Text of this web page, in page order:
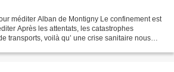
méditer Alban de Montigny Le confinement est
Après les attentats, les catastrophes
transports, voilà qu’ une crise sanitaire nous